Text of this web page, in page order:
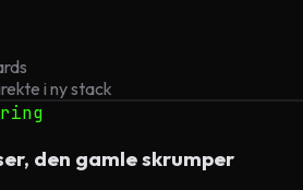
i ny stack
den gamle skrumper